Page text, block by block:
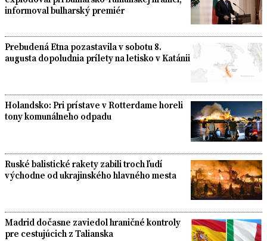
informoval bulharský premiér
Prebudená Etna pozastavila v sobotu 8.
augusta dopoludnia prílety na letisko v Katánii
Holandsko: Pri prístave v Rotterdame horeli
tony komunálneho odpadu
Ruské balistické rakety zabili troch ľudí
východne od ukrajinského hlavného mesta
Madrid dočasne zaviedol hraničné kontroly
pre cestujúcich z Talianska